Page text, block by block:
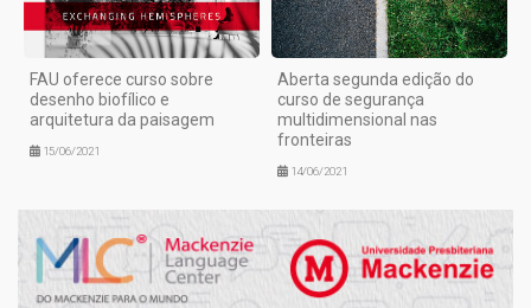
FAU oferece curso sobre
desenho biofílico e
arquitetura da paisagem
15/06/2021
Aberta segunda edição do
curso de segurança
multidimensional nas
fronteiras
14/06/2021